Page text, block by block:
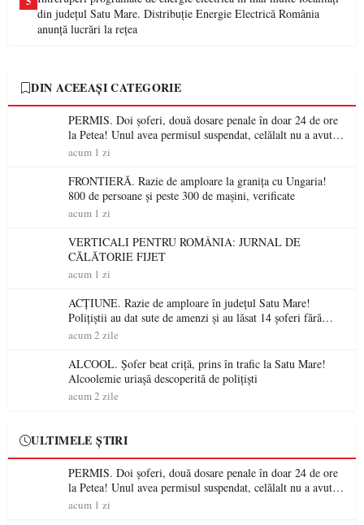
din județul Satu Mare. Distribuție Energie Electrică România
anunță lucrări la rețea
DIN ACEEAȘI CATEGORIE
PERMIS. Doi șoferi, două dosare penale în doar 24 de ore
la Petea! Unul avea permisul suspendat, celălalt nu a avut
niciodată permis
acum 1 zi
FRONTIERĂ. Razie de amploare la granița cu Ungaria!
800 de persoane și peste 300 de mașini, verificate
acum 1 zi
VERTICALI PENTRU ROMÂNIA: JURNAL DE
CĂLĂTORIE FIJET
acum 1 zi
ACȚIUNE. Razie de amploare în județul Satu Mare!
Polițiștii au dat sute de amenzi și au lăsat 14 șoferi fără
permis într-o singură zi
acum 2 zile
ALCOOL. Șofer beat criță, prins în trafic la Satu Mare!
Alcoolemie uriașă descoperită de polițiști
acum 2 zile
ULTIMELE ȘTIRI
PERMIS. Doi șoferi, două dosare penale în doar 24 de ore
la Petea! Unul avea permisul suspendat, celălalt nu a avut
niciodată permis
acum 1 zi